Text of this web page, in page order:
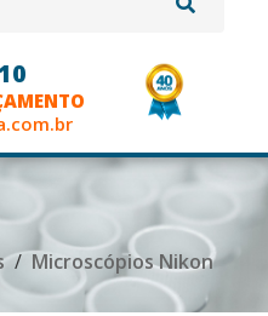
Microscópios Nikon